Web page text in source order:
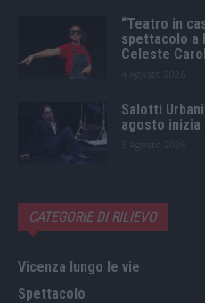
“Teatro in
spettacolo a
Celeste
Salotti
agosto inizia
CATEGORIE DI RILIEVO
Vicenza lungo le vie
Spettacolo